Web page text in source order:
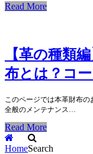
Read More
【革の種類
布とは？コ
このページでは本革財布
全般のメンテナンス…
Read More
HomeSearch